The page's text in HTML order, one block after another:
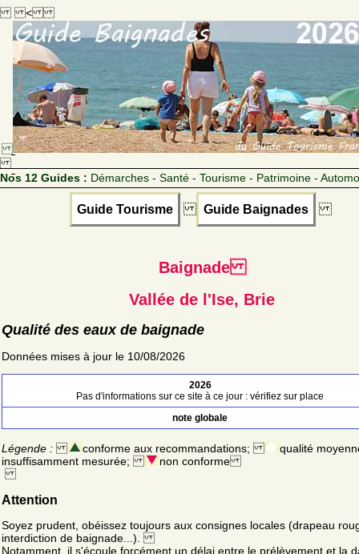
<
Nos 12 Guides : Démarches - Santé - Tourisme - Patrimoine -
Guide Tourisme Guide Baignades
Baignade
Vallée de l'Ise, Brie
Qualité des eaux de baignade
Données mises à jour le 10/08/2026
2026
Pas d'informations sur ce site à ce jour : vérifiez sur place
note globale
Légende : conforme aux recommandations;
qualité
insuffisamment mesurée;
non conforme
Attention
Soyez prudent, obéissez toujours aux consignes locales (drapeau
interdiction de baignade...).
Notamment, il s'écoule forcément un délai entre le prélèvement et la